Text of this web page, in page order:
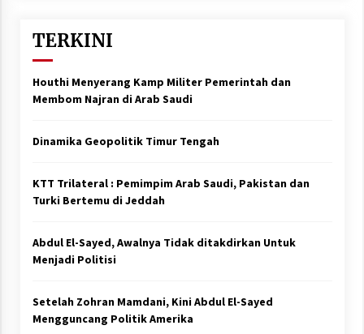
TERKINI
Houthi Menyerang Kamp Militer Pemerintah dan
Membom Najran di Arab Saudi
Dinamika Geopolitik Timur Tengah
KTT Trilateral : Pemimpim Arab Saudi, Pakistan dan
Turki Bertemu di Jeddah
Abdul El-Sayed, Awalnya Tidak ditakdirkan Untuk
Menjadi Politisi
Setelah Zohran Mamdani, Kini Abdul El-Sayed
Mengguncang Politik Amerika